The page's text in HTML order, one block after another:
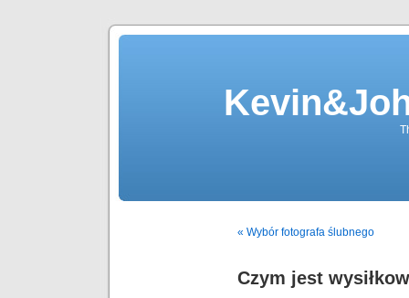
« Wybór fotografa ślubnego
Czym jest